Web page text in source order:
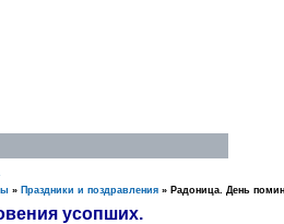
» Праздники и поздравления » Радоница. День
усопших.